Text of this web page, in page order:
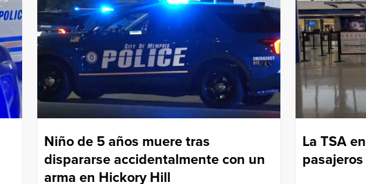
Niño de 5 años muere tras
dispararse accidentalmente con un
arma en Hickory Hill
La TSA
pasajeros